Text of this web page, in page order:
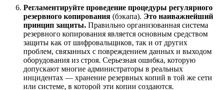
Регламентируйте проведение процедуры регулярного
резервного копирования (бэкапа). Это наиважнейший
принцип защиты. Правильно организованная система
резервного копирования является основным средством
защиты как от шифровальщиков, так и от других
проблем, связанных с повреждением данных и выходом
оборудования из строя. Серьезная ошибка, которую
допускают многие администраторы в реальных
инцидентах — хранение резервных копий в той же сети
или системе, в которой эти копии создаются.